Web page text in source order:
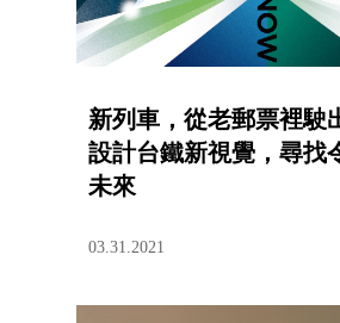
新列車，從老郵票裡駛
設計台鐵新視覺，尋找
未來
03.31.2021